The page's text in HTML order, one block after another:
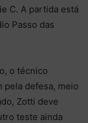
C. A partida está
Passo das
o técnico
pela defesa, meio
Zotti deve
teste ainda